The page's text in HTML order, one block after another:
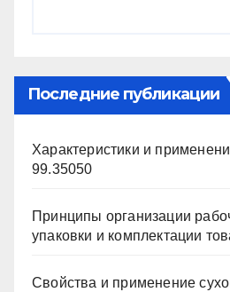
Последние публикации
Характеристики и
99.35050
Принципы организации
упаковки и комплектации
Свойства и применение